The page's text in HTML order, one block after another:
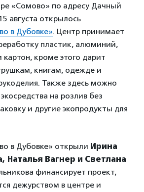
«Сомово» по адресу Дачный
августа открылось
в Дубовке». Центр принимает
пластик, алюминий,
картон, кроме этого дарит
книгам, одежде и
Также здесь можно
на розлив без
и другие экопродукты для
в Дубовке» открыли Ирина
Наталья Вагнер и Светлана
финансирует проект,
дежурством в центре и